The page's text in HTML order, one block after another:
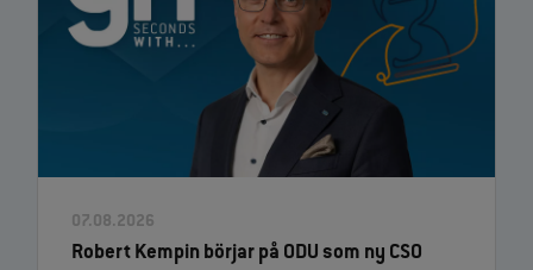
07.08.2026
Robert Kempin börjar på ODU som ny CSO